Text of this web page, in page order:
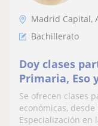
Madrid Capital,
Bachillerato
Doy clases
Primaria, Eso
Se ofrecen clases
económicas,
Especialización en